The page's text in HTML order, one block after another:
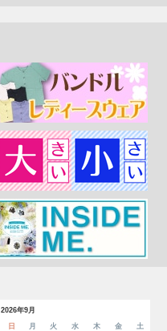
2026年9月
日
月 火 水 木 金
土